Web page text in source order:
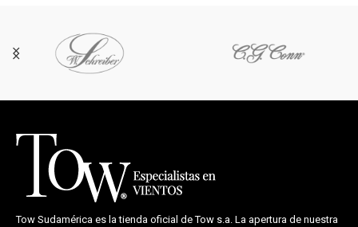
Tow Sudamérica es la tienda oficial deTow s.a. La apertura de nuestra